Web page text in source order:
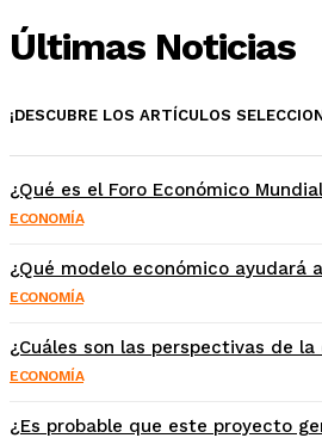
Últimas Noticias
¡DESCUBRE LOS ARTÍCULOS
¿Qué es el Foro Económico
ECONOMÍA
¿Qué modelo económico ayudará
ECONOMÍA
¿Cuáles son las perspectivas de
ECONOMÍA
¿Es probable que este proyecto